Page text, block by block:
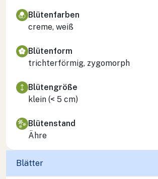
Blütenfarben
creme, weiß
Blütenform
trichterförmig, zygomorph
Blütengröße
klein (< 5 cm)
Blütenstand
Ähre
Blätter